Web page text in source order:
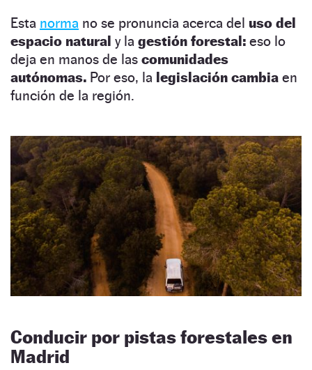
Esta norma no se pronuncia acerca del uso del
espacio natural y la gestión forestal: eso lo
deja en manos de las comunidades
autónomas. Por eso, la legislación cambia en
función de la región.
Conducir por pistas forestales en
Madrid